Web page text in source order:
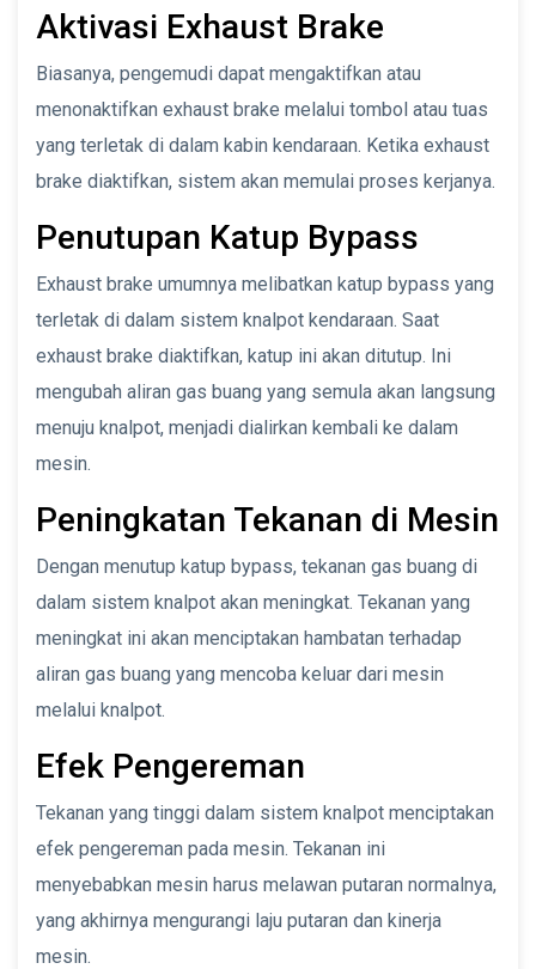
Aktivasi Exhaust Brake
Biasanya, pengemudi dapat mengaktifkan atau
menonaktifkan exhaust brake melalui tombol atau tuas
yang terletak di dalam kabin kendaraan. Ketika exhaust
brake diaktifkan, sistem akan memulai proses kerjanya.
Penutupan Katup Bypass
Exhaust brake umumnya melibatkan katup bypass yang
terletak di dalam sistem knalpot kendaraan. Saat
exhaust brake diaktifkan, katup ini akan ditutup. Ini
mengubah aliran gas buang yang semula akan langsung
menuju knalpot, menjadi dialirkan kembali ke dalam
mesin.
Peningkatan Tekanan di Mesin
Dengan menutup katup bypass, tekanan gas buang di
dalam sistem knalpot akan meningkat. Tekanan yang
meningkat ini akan menciptakan hambatan terhadap
aliran gas buang yang mencoba keluar dari mesin
melalui knalpot.
Efek Pengereman
Tekanan yang tinggi dalam sistem knalpot menciptakan
efek pengereman pada mesin. Tekanan ini
menyebabkan mesin harus melawan putaran normalnya,
yang akhirnya mengurangi laju putaran dan kinerja
mesin.